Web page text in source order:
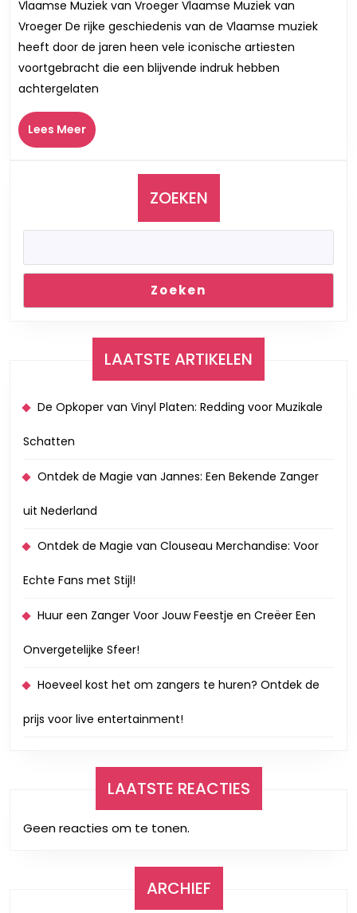
Klanken
van
Vlaamse
Muziek
Vlaamse Muziek van Vroeger Vlaamse Muziek van
Vroeger De rijke geschiedenis van de Vlaamse muziek
heeft door de jaren heen vele iconische artiesten
voortgebracht die een blijvende indruk hebben
achtergelaten
Lees MeerLees
Meer
ZOEKEN
Zoeken
LAATSTE ARTIKELEN
De Opkoper van Vinyl Platen: Redding voor Muzikale
Schatten
Ontdek de Magie van Jannes: Een Bekende Zanger
uit Nederland
Ontdek de Magie van Clouseau Merchandise: Voor
Echte Fans met Stijl!
Huur een Zanger Voor Jouw Feestje en Creëer Een
Onvergetelijke Sfeer!
Hoeveel kost het om zangers te huren? Ontdek de
prijs voor live entertainment!
LAATSTE REACTIES
Geen reacties om te tonen.
ARCHIEF